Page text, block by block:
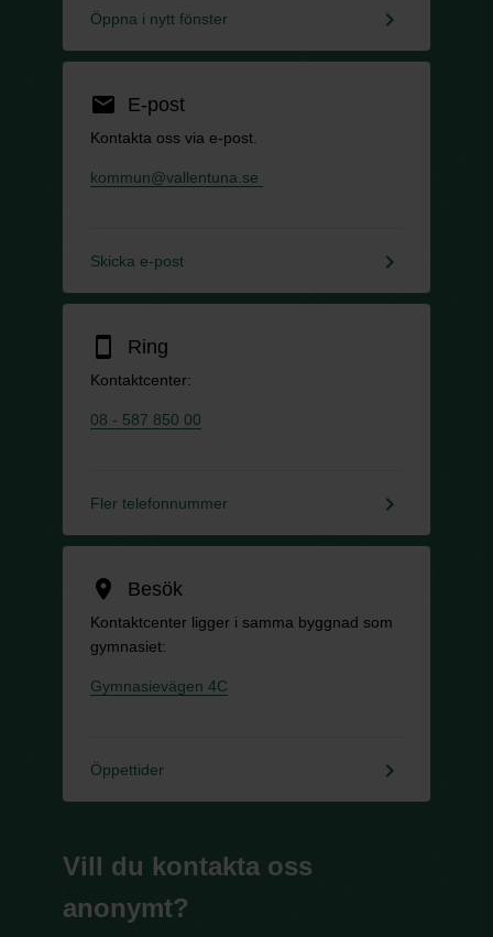
Öppna i nytt fönster keyboard_arrow_right
email E-post
Kontakta oss via e-post.
kommun@vallentuna.se
Skicka e-post keyboard_arrow_right
smartphone Ring
Kontaktcenter:
08 - 587 850 00
Fler telefonnummer keyboard_arrow_right
location_on Besök
Kontaktcenter ligger i samma byggnad som
gymnasiet:
Gymnasievägen 4C
Öppettider keyboard_arrow_right
Vill du kontakta oss
anonymt?